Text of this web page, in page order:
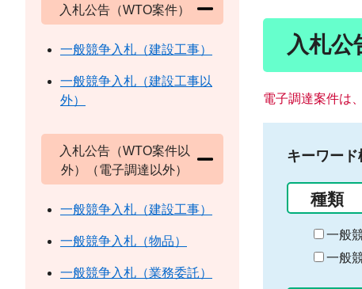
入札公
電子調達案件は、
キーワード
種類
一般
一般
入札公告（WTO案件）
一般競争入札（建設工事）
一般競争入札（建設工事以
外）
入札公告（WTO案件以
外）（電子調達以外）
一般競争入札（建設工事）
一般競争入札（物品）
一般競争入札（業務委託）